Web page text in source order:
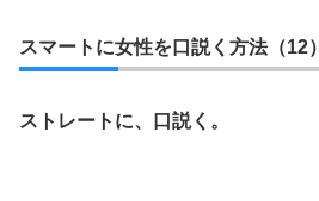
スマートに女性を口説く方法（12）
ストレートに、口説く。